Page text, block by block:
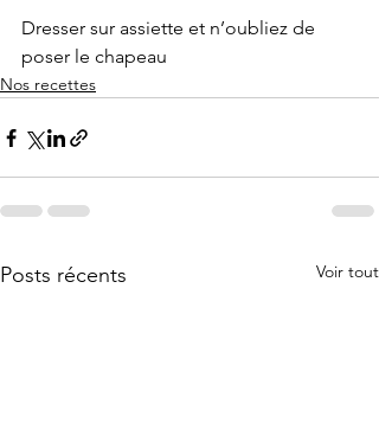
Dresser sur assiette et n’oubliez de
poser le chapeau
Nos recettes
Posts récents Voir tout